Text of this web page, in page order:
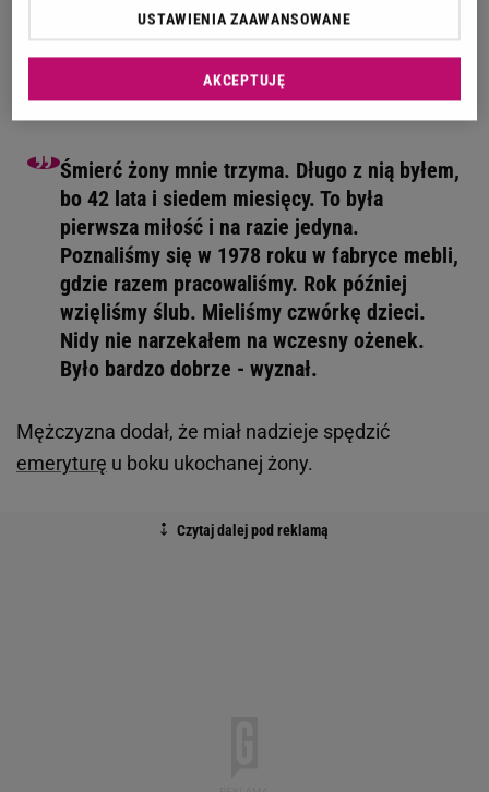
zdobył się na odwagę i w trakcie rozmowy z
prowadzącą Martą Manowskąopowiedział swoją
historię. Okazuje się, że mężczyzna był w
szczęśliwym, wieloletnimzwiązku małżeńskim.
Śmierć żony mnie trzyma. Długo z nią byłem,
bo 42 lata i siedem miesięcy. To była
pierwsza miłość i na razie jedyna.
Poznaliśmy się w 1978 roku w fabryce mebli,
gdzie razem pracowaliśmy. Rok później
wzięliśmy ślub. Mieliśmy czwórkę dzieci.
Nidy nie narzekałem na wczesny ożenek.
Było bardzo dobrze - wyznał.
Mężczyzna dodał, że miał nadzieje spędzić
emeryturę u boku ukochanej żony.
USTAWIENIA ZAAWANSOWANE
AKCEPTUJĘ